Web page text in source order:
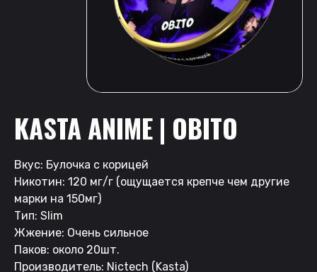
KASTA ANIME | OBITO
Вкус: Булочка с корицей
Никотин: 120 мг/г (ощущается крепче чем другие
марки на 150мг)
Тип: Slim
Жжение: Очень сильное
Паков: около 20шт.
Производитель: Nictech (Kasta)